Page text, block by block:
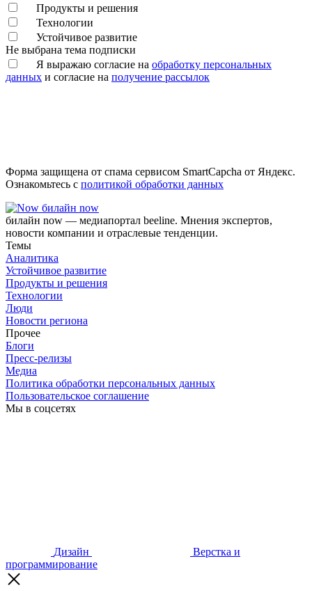
Продукты и решения
Технологии
Устойчивое развитие
Не выбрана тема подписки
Я выражаю согласие на обработку персональных
данных и согласие на получение рассылок
Форма защищена от спама сервисом SmartCapcha от Яндекс.
Ознакомьтесь с политикой обработки данных
билайн now
билайн now — медиапортал beeline. Мнения экспертов,
новости компании и отраслевые тенденции.
Темы
Аналитика
Устойчивое развитие
Продукты и решения
Технологии
Люди
Новости региона
Прочее
Блоги
Пресс-релизы
Медиа
Политика обработки персональных данных
Пользовательское соглашение
Мы в соцсетях
Дизайн
Верстка и
программирование